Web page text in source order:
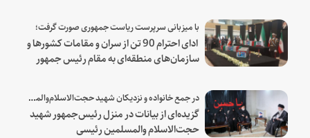
با میزبانی سرپرست ریاست جمهوری صورت گرفت؛
ادای احترام 90 تن از سران و مقامات کشورها و
سازمان‌های منطقه‌ای به مقام رئیس جمهور
در جمع خانواده و نزدیکان شهید حجت‌الاسلام‌والمسلمین رئیسی:
گزیده‌ای از بیانات در منزل رئیس‌جمهور شهید
حجت‌الاسلام والمسلمین رئیسی